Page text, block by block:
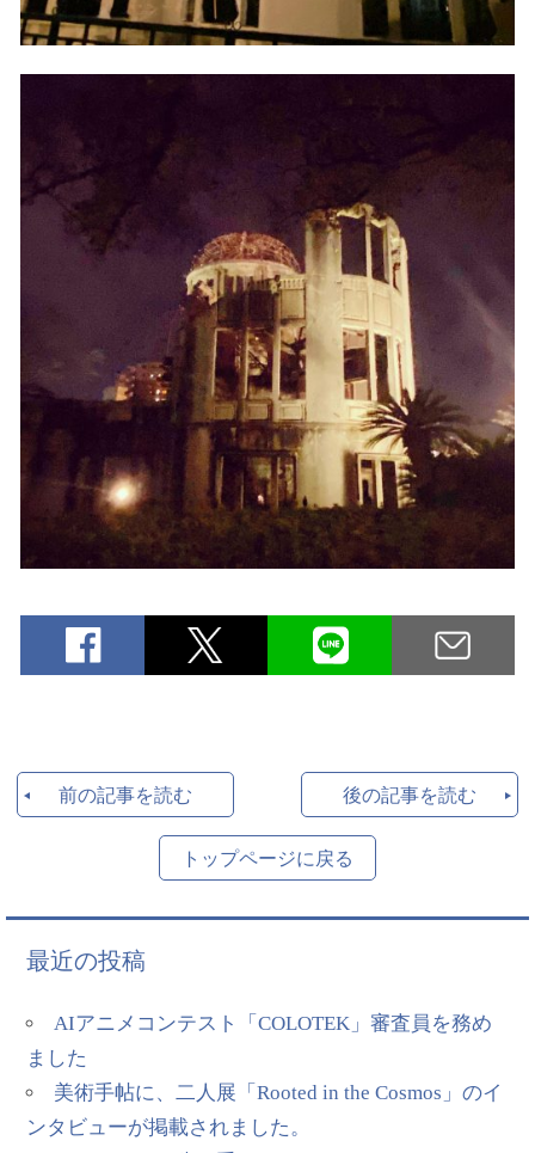
前の記事を読む 後の記事を読む
トップページに戻る
最近の投稿
AIアニメコンテスト「COLOTEK」審査員を務め
ました
美術手帖に、二人展「Rooted in the Cosmos」のイ
ンタビューが掲載されました。